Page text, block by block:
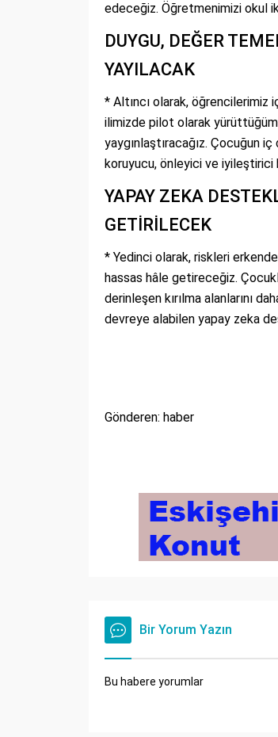
edeceğiz. Öğretmenimizi okul
DUYGU, DEĞER
YAYILACAK
* Altıncı olarak, öğrencilerimiz
ilimizde pilot olarak
yaygınlaştıracağız. Çocuğun
koruyucu, önleyici ve
YAPAY ZEKA
GETİRİLECEK
* Yedinci olarak, riskleri
hassas hâle getireceğiz.
derinleşen kırılma alanlarını
devreye alabilen yapay zeka
Gönderen: haber
Bir Yorum Yazın
Bu habere yorumlar